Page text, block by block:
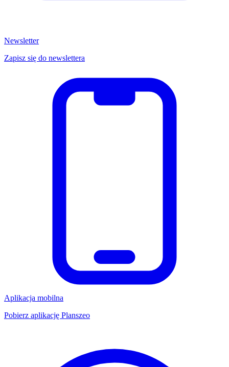
Newsletter
Zapisz się do newslettera
Aplikacja mobilna
Pobierz aplikację Planszeo